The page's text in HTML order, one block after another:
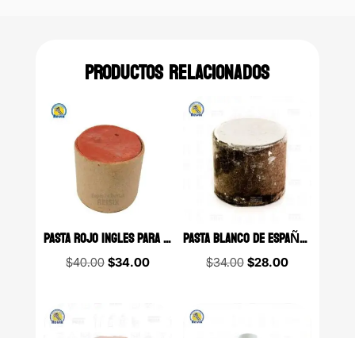
PRODUCTOS RELACIONADOS
PASTA ROJO INGLES PARA PULIR METAL 200 GR.
$40.00 Original
$34.00Current
$34.00.
PASTA BLANCO DE ESPAÑA PARA PULIR ACRÍLICOS 200 GR.
$34.00 Original
$28.00Current